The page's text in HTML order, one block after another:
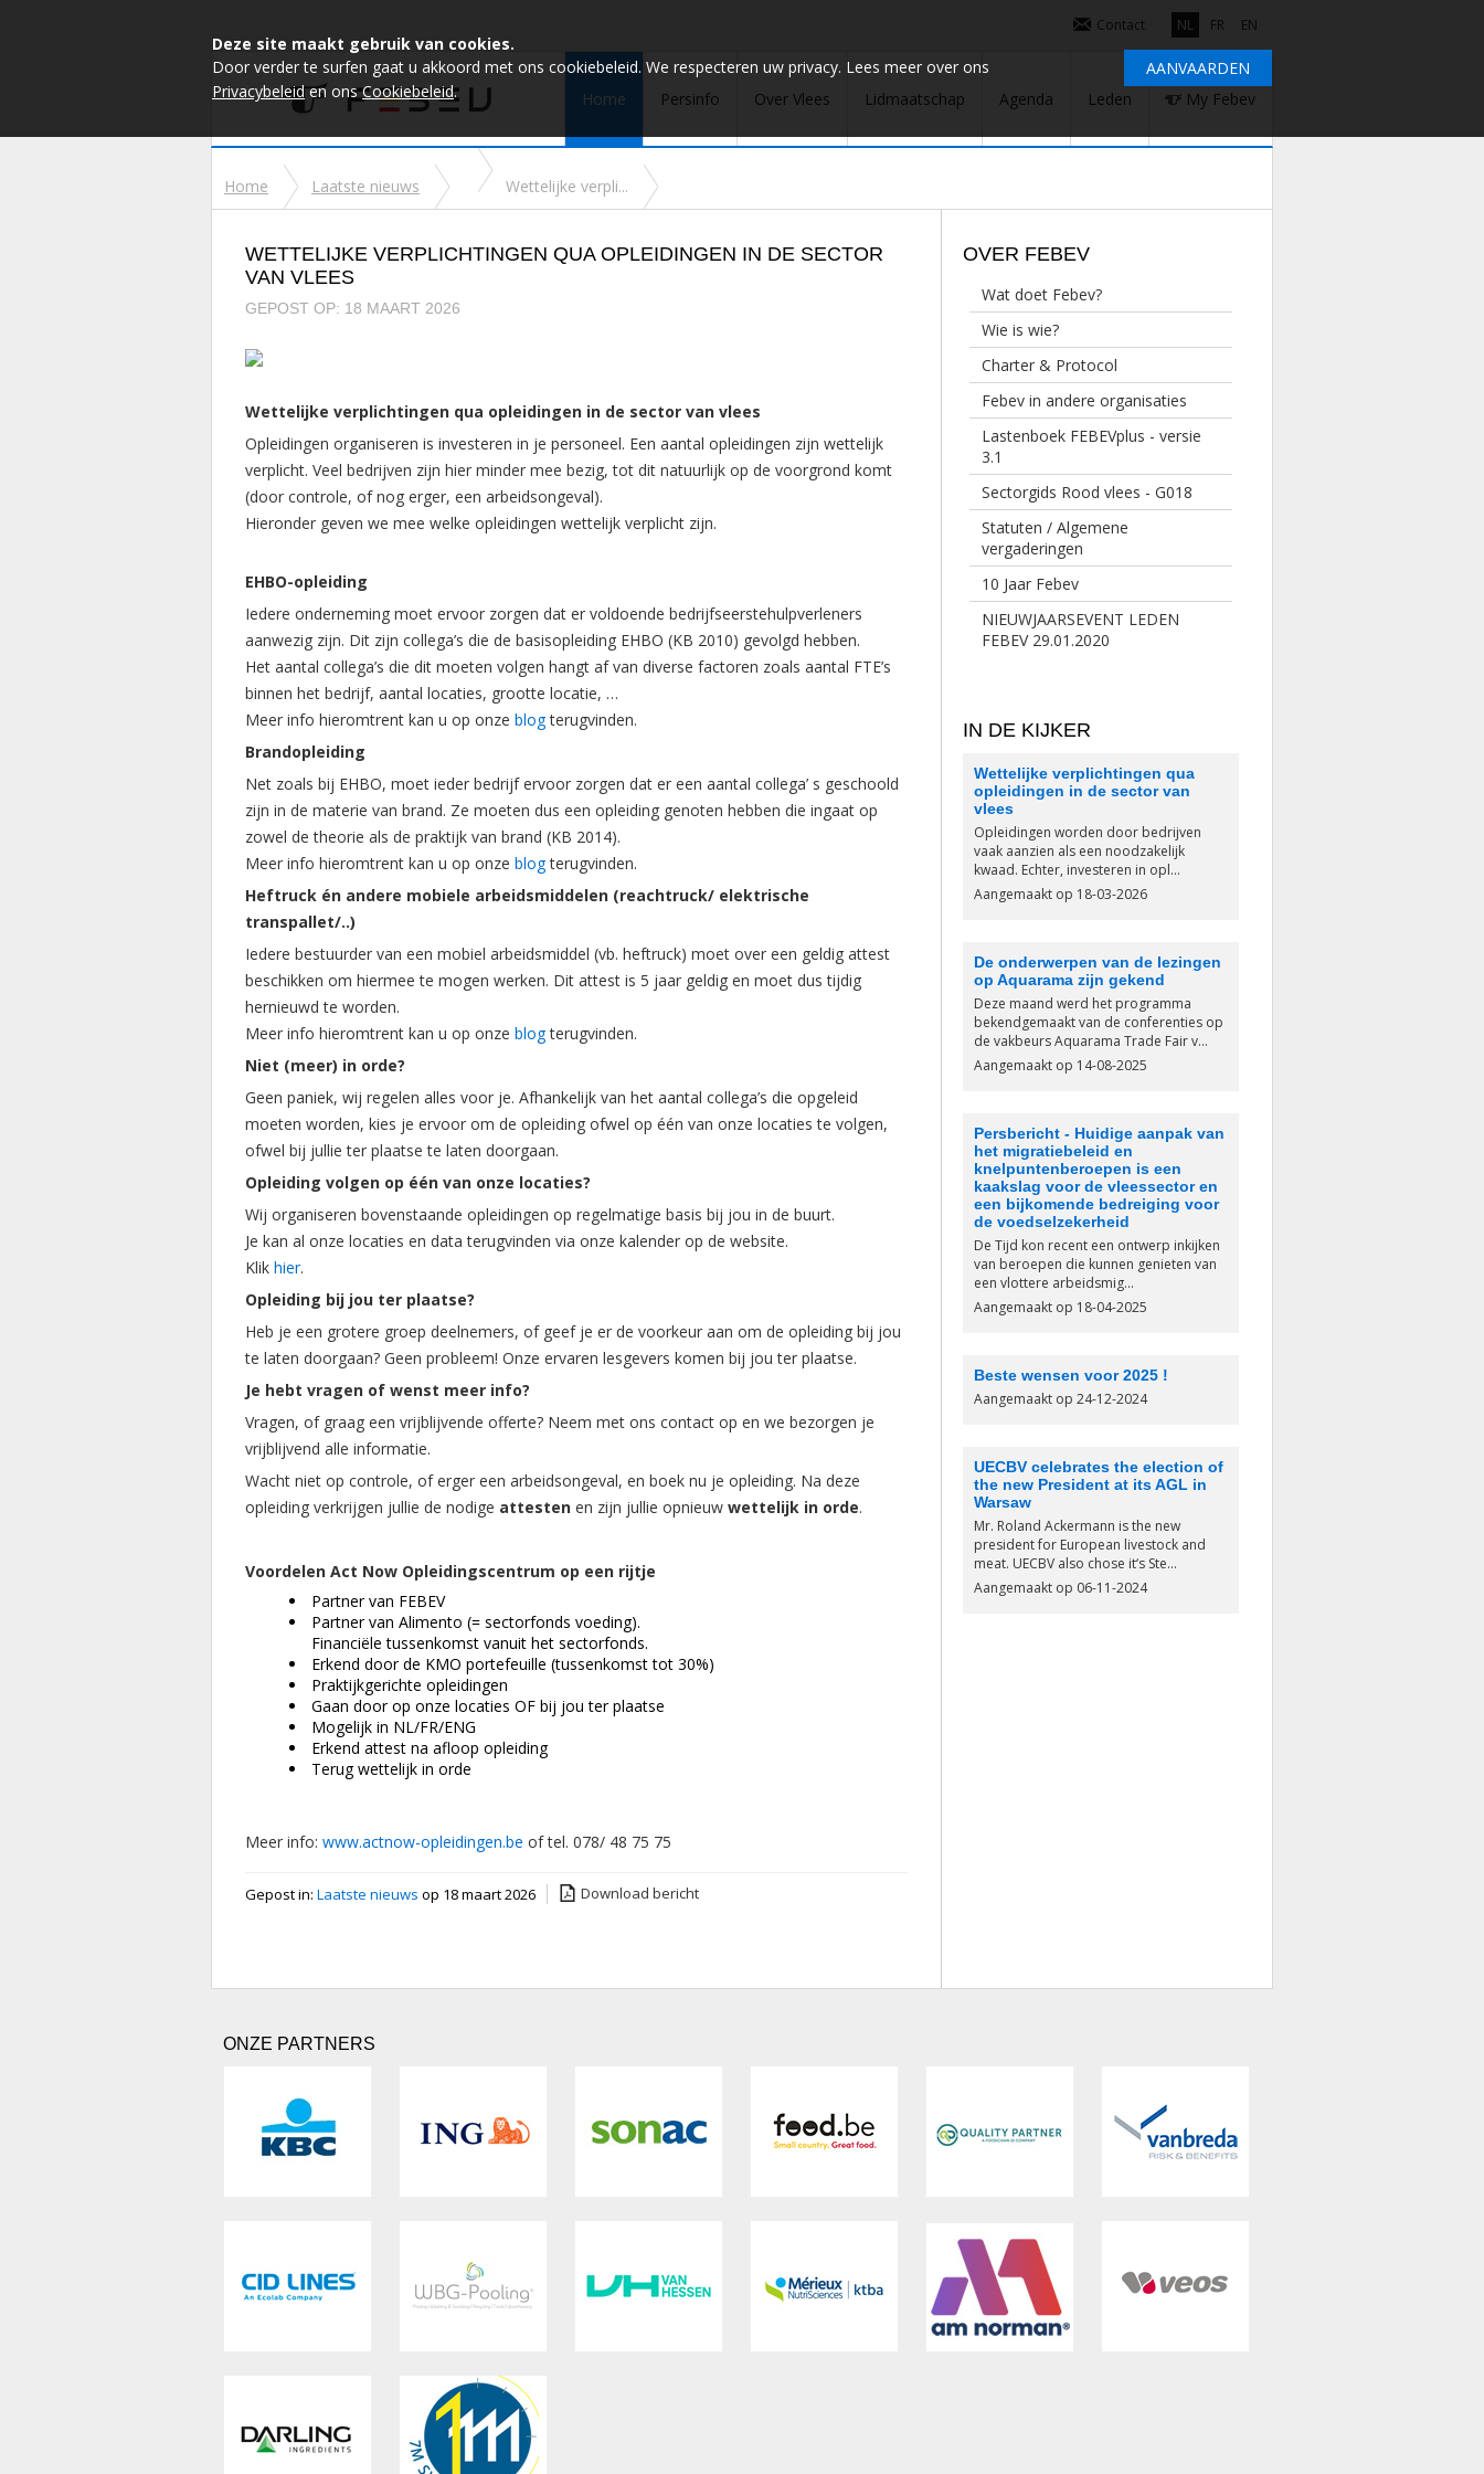
Contact NL FR EN
Home Persinfo Over Vlees Lidmaatschap Agenda Leden My Febev
Home Laatste nieuws Wettelijke verpli...
WETTELIJKE VERPLICHTINGEN QUA OPLEIDINGEN IN DE SECTOR
VAN VLEES
GEPOST OP: 18 MAART 2026
Wettelijke verplichtingen qua opleidingen in de sector van vlees
Opleidingen organiseren is investeren in je personeel. Een aantal opleidingen zijn wettelijk
verplicht. Veel bedrijven zijn hier minder mee bezig, tot dit natuurlijk op de voorgrond komt
(door controle, of nog erger, een arbeidsongeval).
Hieronder geven we mee welke opleidingen wettelijk verplicht zijn.
EHBO-opleiding
Iedere onderneming moet ervoor zorgen dat er voldoende bedrijfseerstehulpverleners
aanwezig zijn. Dit zijn collega’s die de basisopleiding EHBO (KB 2010) gevolgd hebben.
Het aantal collega’s die dit moeten volgen hangt af van diverse factoren zoals aantal FTE’s
binnen het bedrijf, aantal locaties, grootte locatie, …
Meer info hieromtrent kan u op onze blogterugvinden.
Brandopleiding
Net zoals bij EHBO, moet ieder bedrijf ervoor zorgen dat er een aantal collega’ s geschoold
zijn in de materie van brand. Ze moeten dus een opleiding genoten hebben die ingaat op
zowel de theorie als de praktijk van brand (KB 2014).
Meer info hieromtrent kan u op onze blogterugvinden.
Heftruck én andere mobiele arbeidsmiddelen (reachtruck/ elektrische
transpallet/..)
Iedere bestuurder van een mobiel arbeidsmiddel (vb. heftruck) moet over een geldig attest
beschikken om hiermee te mogen werken. Dit attest is 5 jaar geldig en moet dus tijdig
hernieuwd te worden.
Meer info hieromtrent kan u op onze blogterugvinden.
Niet (meer) in orde?
Geen paniek, wij regelen alles voor je. Afhankelijk van het aantal collega’s die opgeleid
moeten worden, kies je ervoor om de opleiding ofwel op één van onze locaties te volgen,
ofwel bij jullie ter plaatse te laten doorgaan.
Opleiding volgen op één van onze locaties?
Wij organiseren bovenstaande opleidingen op regelmatige basis bij jou in de buurt.
Je kan al onze locaties en data terugvinden via onze kalender op de website.
Klik hier.
Opleiding bij jou ter plaatse?
Heb je een grotere groep deelnemers, of geef je er de voorkeur aan om de opleiding bij jou
te laten doorgaan? Geen probleem! Onze ervaren lesgevers komen bij jou ter plaatse.
Je hebt vragen of wenst meer info?
Vragen, of graag een vrijblijvende offerte? Neem met ons contact op en we bezorgen je
vrijblijvend alle informatie.
Wacht niet op controle, of erger een arbeidsongeval, en boek nu je opleiding. Na deze
opleiding verkrijgen jullie de nodige attesten en zijn jullie opnieuw wettelijk in orde.
Voordelen Act Now Opleidingscentrum op een rijtje
Partner van FEBEV
Partner van Alimento (= sectorfonds voeding).
Financiële tussenkomst vanuit het sectorfonds.
Erkend door de KMO portefeuille (tussenkomst tot 30%)
Praktijkgerichte opleidingen
Gaan door op onze locaties OF bij jou ter plaatse
Mogelijk in NL/FR/ENG
Erkend attest na afloop opleiding
Terug wettelijk in orde
Meer info: www.actnow-opleidingen.be of tel. 078/ 48 75 75
Gepost in: Laatste nieuws op 18 maart 2026 Download bericht
OVER FEBEV
Wat doet Febev?
Wie is wie?
Charter & Protocol
Febev in andere organisaties
Lastenboek FEBEVplus - versie
3.1
Sectorgids Rood vlees - G018
Statuten / Algemene
vergaderingen
10 Jaar Febev
NIEUWJAARSEVENT LEDEN
FEBEV 29.01.2020
IN DE KIJKER
Wettelijke verplichtingen qua
opleidingen in de sector van
vlees
Opleidingen worden door bedrijven
vaak aanzien als een noodzakelijk
kwaad. Echter, investeren in opl...
Aangemaakt op 18-03-2026
De onderwerpen van de lezingen
op Aquarama zijn gekend
Deze maand werd het programma
bekendgemaakt van de conferenties op
de vakbeurs Aquarama Trade Fair v...
Aangemaakt op 14-08-2025
Persbericht - Huidige aanpak van
het migratiebeleid en
knelpuntenberoepen is een
kaakslag voor de vleessector en
een bijkomende bedreiging voor
de voedselzekerheid
De Tijd kon recent een ontwerp inkijken
van beroepen die kunnen genieten van
een vlottere arbeidsmig...
Aangemaakt op 18-04-2025
Beste wensen voor 2025 !
Aangemaakt op 24-12-2024
UECBV celebrates the election of
the new President at its AGL in
Warsaw
Mr. Roland Ackermann is the new
president for European livestock and
meat. UECBV also chose it‘s Ste...
Aangemaakt op 06-11-2024
ONZE PARTNERS
Deze site maakt gebruik van cookies.
Door verder te surfen gaat u akkoord met ons cookiebeleid. We respecteren uw privacy. Lees meer over ons
Privacybeleiden onsCookiebeleid.
AANVAARDEN